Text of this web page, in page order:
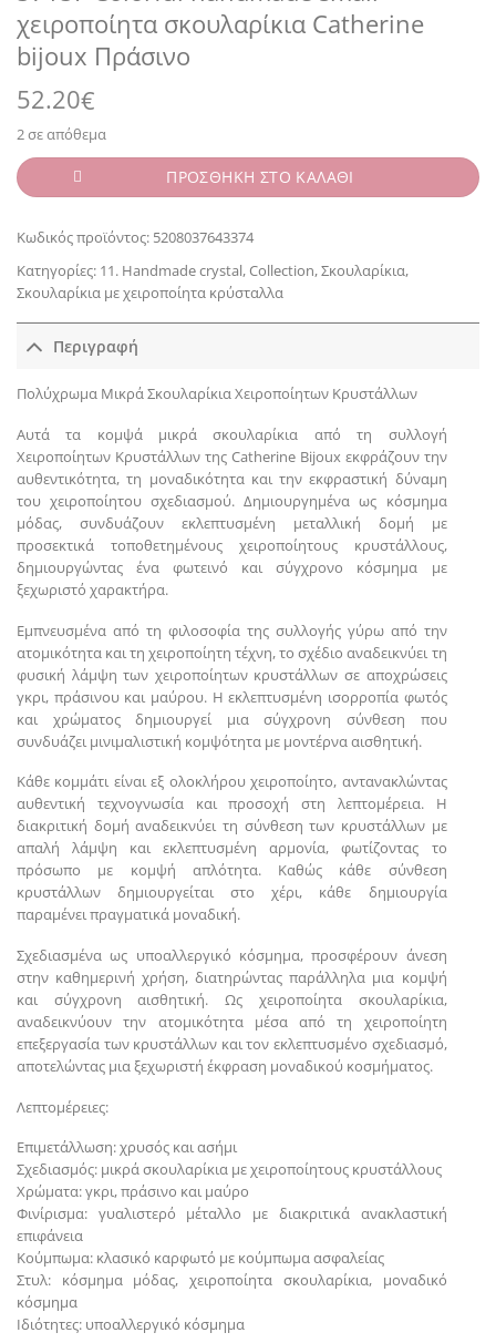
χειροποίητα σκουλαρίκια Catherine
bijoux Πράσινο
52.20€
2 σε απόθεμα
ΠΡΟΣΘΗΚΗ ΣΤΟ ΚΑΛΑΘΙ
Κωδικός προϊόντος: 5208037643374
Κατηγορίες: 11. Handmade crystal,Collection,Σκουλαρίκια,
Σκουλαρίκια με χειροποίητα κρύσταλλα
Περιγραφή
Πολύχρωμα Μικρά Σκουλαρίκια Χειροποίητων Κρυστάλλων
Αυτά τα κομψά μικρά σκουλαρίκια από τη συλλογή
Χειροποίητων Κρυστάλλων της Catherine Bijoux εκφράζουν την
αυθεντικότητα, τη μοναδικότητα και την εκφραστική δύναμη
του χειροποίητου σχεδιασμού. Δημιουργημένα ως κόσμημα
μόδας, συνδυάζουν εκλεπτυσμένη μεταλλική δομή με
προσεκτικά τοποθετημένους χειροποίητους κρυστάλλους,
δημιουργώντας ένα φωτεινό και σύγχρονο κόσμημα με
ξεχωριστό χαρακτήρα.
Εμπνευσμένα από τη φιλοσοφία της συλλογής γύρω από την
ατομικότητα και τη χειροποίητη τέχνη, το σχέδιο αναδεικνύει τη
φυσική λάμψη των χειροποίητων κρυστάλλων σε αποχρώσεις
γκρι, πράσινου και μαύρου. Η εκλεπτυσμένη ισορροπία φωτός
και χρώματος δημιουργεί μια σύγχρονη σύνθεση που
συνδυάζει μινιμαλιστική κομψότητα με μοντέρνα αισθητική.
Κάθε κομμάτι είναι εξ ολοκλήρου χειροποίητο, αντανακλώντας
αυθεντική τεχνογνωσία και προσοχή στη λεπτομέρεια. Η
διακριτική δομή αναδεικνύει τη σύνθεση των κρυστάλλων με
απαλή λάμψη και εκλεπτυσμένη αρμονία, φωτίζοντας το
πρόσωπο με κομψή απλότητα. Καθώς κάθε σύνθεση
κρυστάλλων δημιουργείται στο χέρι, κάθε δημιουργία
παραμένει πραγματικά μοναδική.
Σχεδιασμένα ως υποαλλεργικό κόσμημα, προσφέρουν άνεση
στην καθημερινή χρήση, διατηρώντας παράλληλα μια κομψή
και σύγχρονη αισθητική. Ως χειροποίητα σκουλαρίκια,
αναδεικνύουν την ατομικότητα μέσα από τη χειροποίητη
επεξεργασία των κρυστάλλων και τον εκλεπτυσμένο σχεδιασμό,
αποτελώντας μια ξεχωριστή έκφραση μοναδικού κοσμήματος.
Λεπτομέρειες:
Επιμετάλλωση: χρυσός και ασήμι
Σχεδιασμός: μικρά σκουλαρίκια με χειροποίητους κρυστάλλους
Χρώματα: γκρι, πράσινο και μαύρο
Φινίρισμα: γυαλιστερό μέταλλο με διακριτικά ανακλαστική
επιφάνεια
Κούμπωμα: κλασικό καρφωτό με κούμπωμα ασφαλείας
Στυλ: κόσμημα μόδας, χειροποίητα σκουλαρίκια, μοναδικό
κόσμημα
Ιδιότητες: υποαλλεργικό κόσμημα